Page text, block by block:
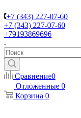
+7 (343) 227-07-60
+7 (343) 227-07-60
+79193869696
Сравнение0
Отложенные 0
Корзина 0